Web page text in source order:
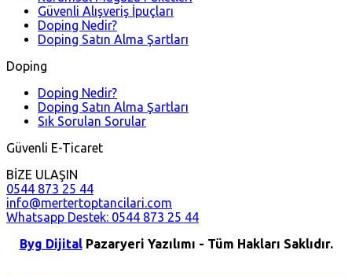
Güvenli Alışveriş İpuçları
Doping Nedir?
Doping Satın Alma Şartları
Doping
Doping Nedir?
Doping Satın Alma Şartları
Sık Sorulan Sorular
Güvenli E-Ticaret
BİZE ULAŞIN
0544 873 25 44
info@mertertoptancilari.com
Whatsapp Destek: 0544 873 25 44
Byg DijitalPazaryeri Yazılımı - Tüm Hakları Saklıdır.